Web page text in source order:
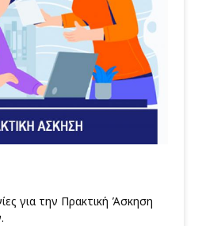
για την Πρακτική Άσκηση